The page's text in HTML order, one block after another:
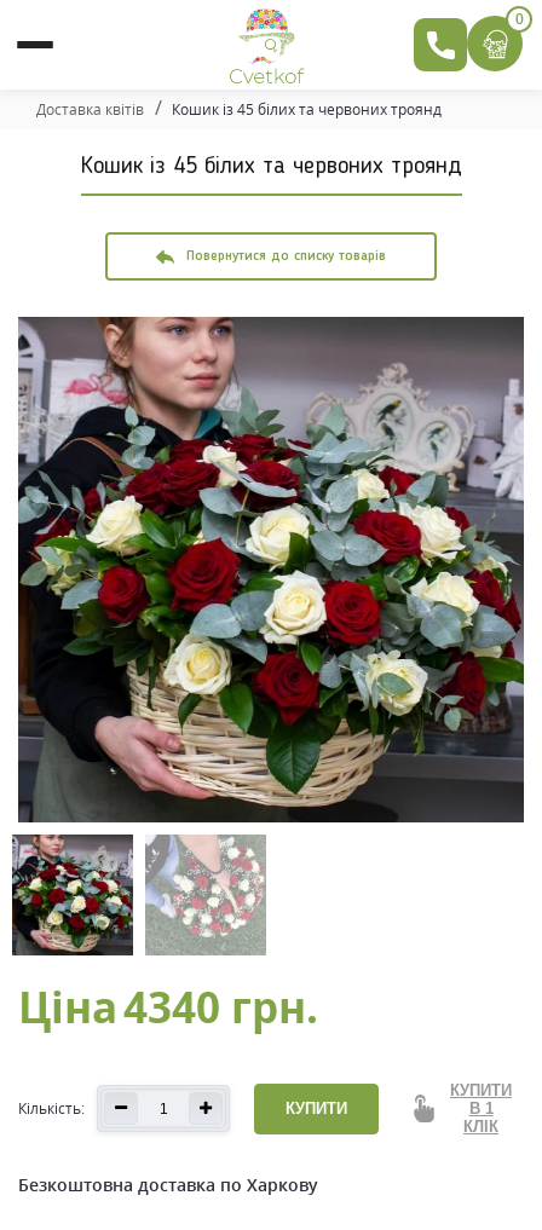
0
Доставка квітів Кошик із 45 білих та червоних троянд
Повернутися до списку товарів
Кошик із 45 білих та червоних троянд
Ціна4340 грн.
Кількість: КУПИТИ
КУПИТИ
В 1
КЛІК
Безкоштовна доставка по Харкову